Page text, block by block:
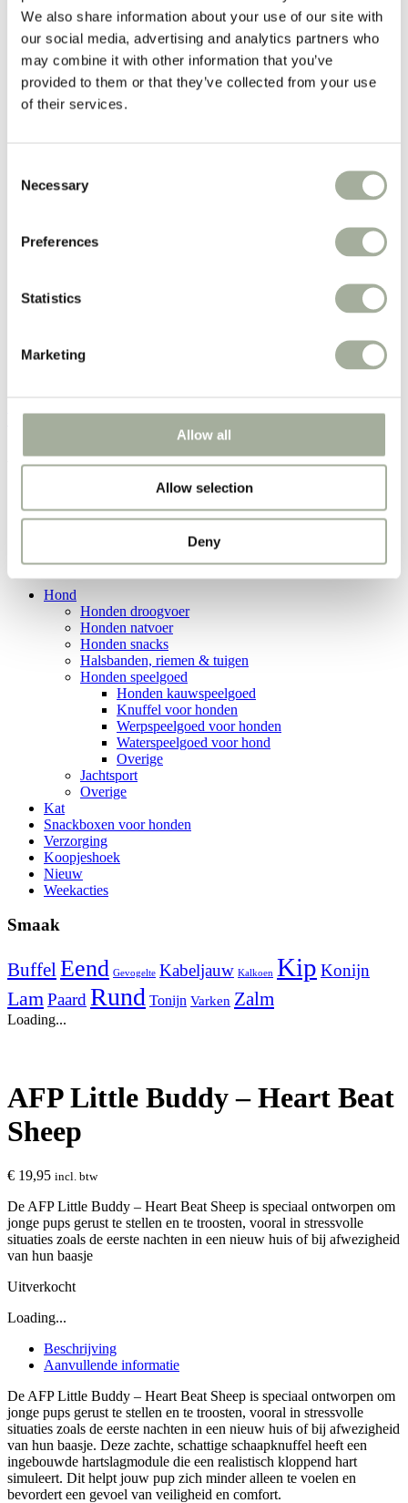
We also share information about your use of our site with
our social media, advertising and analytics partners who
may combine it with other information that you’ve
provided to them or that they’ve collected from your use
of their services.
Selection
Necessary
Preferences
Statistics
Marketing
Allow all
Allow selection
Deny
Apotheek
Populaire merken:
Advantage
Advantix®
Milbemax
Iedere week
Boxen
Zorgadvies
Koopjeshoek
Weekacties!
AFP Little Buddy – Heart Beat Sheep
Producten
AFP Little Buddy - Heart Beat Sheep
Categorieën
Hond
Honden droogvoer
Honden natvoer
Honden snacks
Halsbanden, riemen & tuigen
Honden speelgoed
Honden kauwspeelgoed
Knuffel voor honden
Werpspeelgoed voor honden
Waterspeelgoed voor hond
Overige
Jachtsport
Overige
Kat
Snackboxen voor honden
Verzorging
Koopjeshoek
Nieuw
Weekacties
Smaak
BuffelEend Gevogelte Kabeljauw Kalkoen Kip Konijn
LamPaard Rund Tonijn Varken Zalm
Loading...
AFP Little Buddy – Heart Beat
Sheep
€ 19,95 incl. btw
De AFP Little Buddy – Heart Beat Sheep is speciaal ontworpen om
jonge pups gerust te stellen en te troosten, vooral in stressvolle
situaties zoals de eerste nachten in een nieuw huis of bij afwezigheid
van hun baasje
Uitverkocht
Loading...
Beschrijving
Aanvullende informatie
De AFP Little Buddy – Heart Beat Sheep is speciaal ontworpen om
jonge pups gerust te stellen en te troosten, vooral in stressvolle
situaties zoals de eerste nachten in een nieuw huis of bij afwezigheid
van hun baasje. Deze zachte, schattige schaapknuffel heeft een
ingebouwde hartslagmodule die een realistisch kloppend hart
simuleert. Dit helpt jouw pup zich minder alleen te voelen en
bevordert een gevoel van veiligheid en comfort.